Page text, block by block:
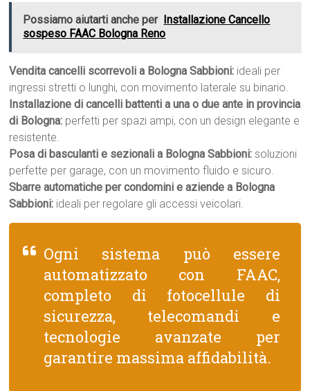
Possiamo aiutarti anche per Installazione Cancello
sospeso FAAC Bologna Reno
Vendita cancelli scorrevoli a Bologna Sabbioni: ideali per
ingressi stretti o lunghi, con movimento laterale su binario.
Installazione di cancelli battenti a una o due ante in provincia
di Bologna: perfetti per spazi ampi, con un design elegante e
resistente.
Posa di basculanti e sezionali a Bologna Sabbioni: soluzioni
perfette per garage, con un movimento fluido e sicuro.
Sbarre automatiche per condomini e aziende a Bologna
Sabbioni: ideali per regolare gli accessi veicolari.
Ogni sistema può essere
automatizzato con FAAC,
completo di fotocellule di
sicurezza, telecomandi e
tecnologie avanzate per
garantire massima affidabilità.